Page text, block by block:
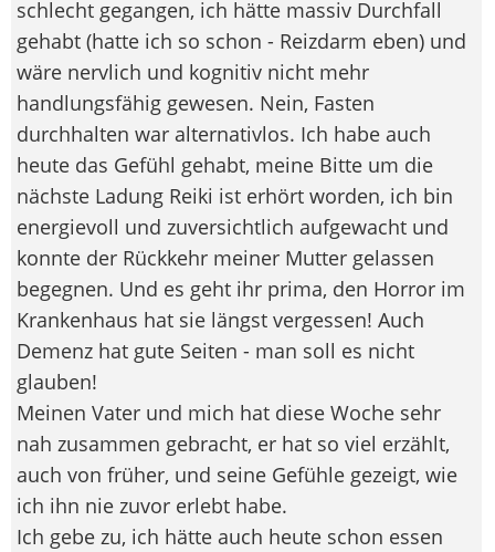
schlecht gegangen, ich hätte massiv Durchfall
gehabt (hatte ich so schon - Reizdarm eben) und
wäre nervlich und kognitiv nicht mehr
handlungsfähig gewesen. Nein, Fasten
durchhalten war alternativlos. Ich habe auch
heute das Gefühl gehabt, meine Bitte um die
nächste Ladung Reiki ist erhört worden, ich bin
energievoll und zuversichtlich aufgewacht und
konnte der Rückkehr meiner Mutter gelassen
begegnen. Und es geht ihr prima, den Horror im
Krankenhaus hat sie längst vergessen! Auch
Demenz hat gute Seiten - man soll es nicht
glauben!
Meinen Vater und mich hat diese Woche sehr
nah zusammen gebracht, er hat so viel erzählt,
auch von früher, und seine Gefühle gezeigt, wie
ich ihn nie zuvor erlebt habe.
Ich gebe zu, ich hätte auch heute schon essen